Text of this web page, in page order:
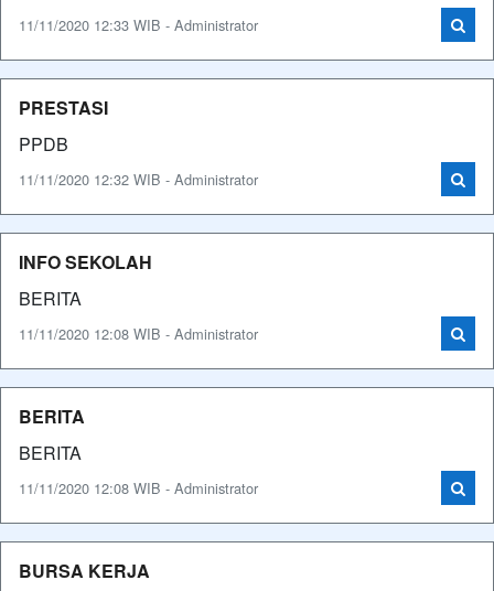
11/11/2020 12:33 WIB - Administrator
PRESTASI
PPDB
11/11/2020 12:32 WIB - Administrator
INFO SEKOLAH
BERITA
11/11/2020 12:08 WIB - Administrator
BERITA
BERITA
11/11/2020 12:08 WIB - Administrator
BURSA KERJA